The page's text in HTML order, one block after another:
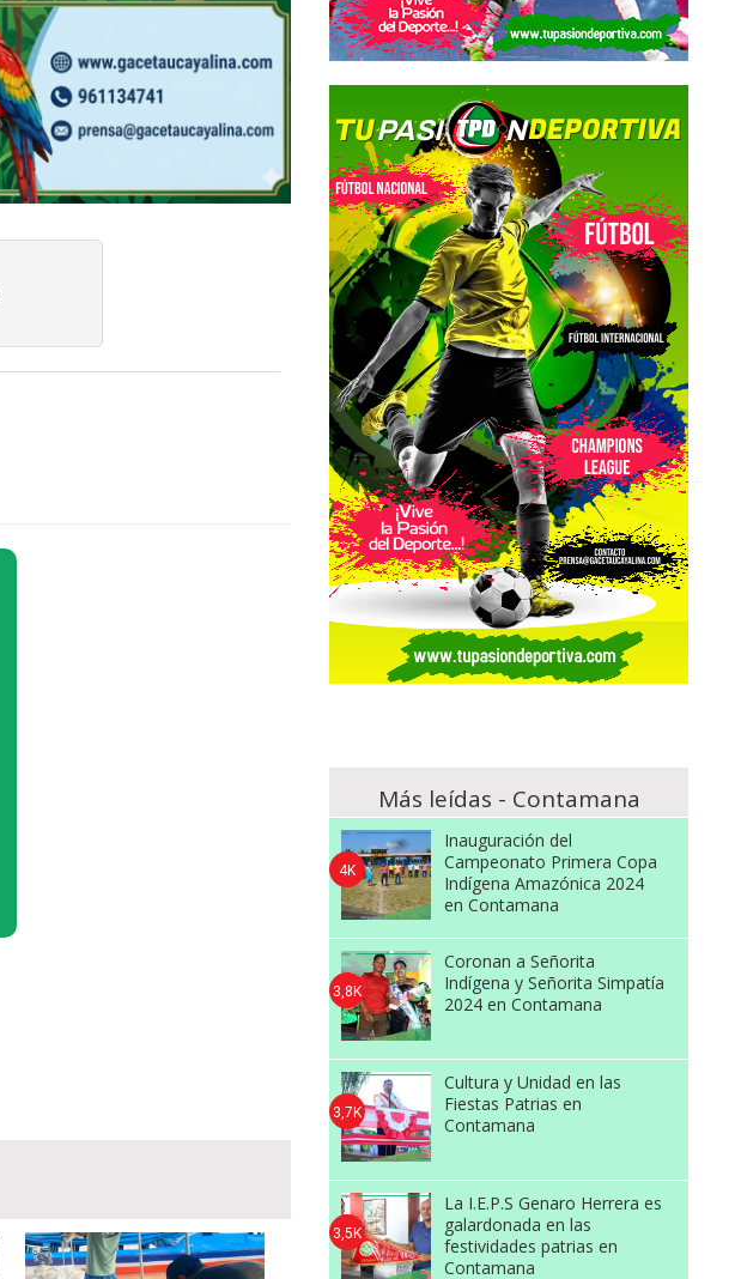
Más leídas - Contamana
Inauguración del
Campeonato Primera Copa
Indígena Amazónica 2024
en Contamana
4K
Coronan a Señorita
Indígena y Señorita Simpatía
2024 en Contamana
3,8K
Cultura y Unidad en las
Fiestas Patrias en
Contamana
3,7K
La I.E.P.S Genaro Herrera es
galardonada en las
festividades patrias en
Contamana
3,5K